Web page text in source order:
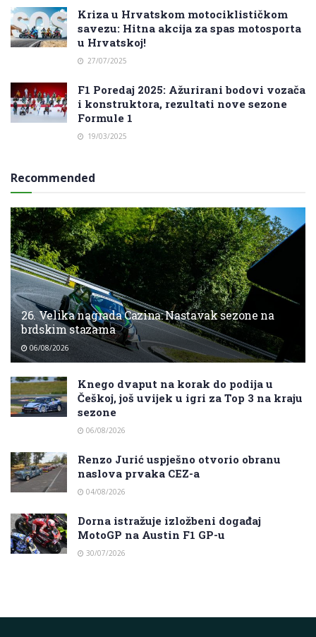
Kriza u Hrvatskom motociklističkom
savezu: Hitna akcija za spas motosporta
u Hrvatskoj!
27/07/2025
F1 Poredaj 2025: Ažurirani bodovi vozača
i konstruktora, rezultati nove sezone
Formule 1
19/03/2025
Recommended
26. Velika nagrada Cazina: Nastavak sezone na
brdskim stazama
06/08/2026
Knego dvaput na korak do podija u
Češkoj, još uvijek u igri za Top 3 na kraju
sezone
06/08/2026
Renzo Jurić uspješno otvorio obranu
naslova prvaka CEZ-a
04/08/2026
Dorna istražuje izložbeni događaj
MotoGP na Austin F1 GP-u
30/07/2026